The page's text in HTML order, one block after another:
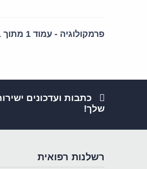
פרמקולוגיה - עמוד 1 מתוך 1
כתבות ועדכונים
שלך!
רשלנות רפואית